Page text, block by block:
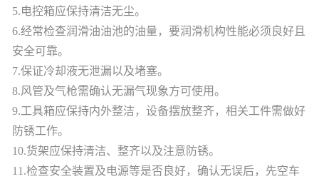
5.电控箱应保持清洁无尘。
6.经常检查润滑油油池的油量，要润滑机构性能必须良好且
安全可靠。
7.保证冷却液无泄漏以及堵塞。
8.风管及气枪需确认无漏气现象方可使用。
9.工具箱应保持内外整洁，设备摆放整齐，相关工件需做好
防锈工作。
10.货架应保持清洁、整齐以及注意防锈。
11.检查安全装置及电源等是否良好，确认无误后，先空车